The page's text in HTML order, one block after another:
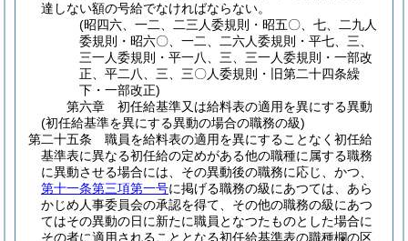
達しない額の号給でなければならない。
(昭四六、一二、二三人委規則・昭五〇、七、二九人
委規則・昭六〇、一二、二六人委規則・平七、三、
三一人委規則・平一八、三、三一人委規則・一部改
正、平二八、三、三〇人委規則・旧第二十四条繰
下・一部改正)
第六章
初任給基準又は給料表の適用を異にする異動
(初任給基準を異にする異動の場合の職務の級)
第二十五条
職員を給料表の適用を異にすることなく初任給
基準表に異なる初任給の定めがある他の職種に属する職務
に異動させる場合には、その異動後の職務に応じ、かつ、
第十一条第三項第一号に掲げる職務の級にあつては、あら
かじめ人事委員会の承認を得て、その他の職務の級にあつ
てはその異動の日に新たに職員となつたものとした場合に
その者に適用されることとなる初任給基準表の職種欄の区